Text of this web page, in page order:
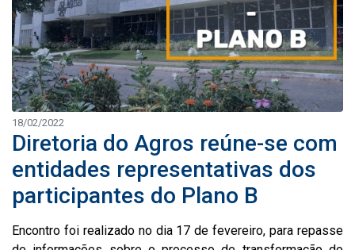
18/02/2022
Diretoria do Agros reúne-se com
entidades representativas dos
participantes do Plano B
Encontro foi realizado no dia 17 de fevereiro, para repasse